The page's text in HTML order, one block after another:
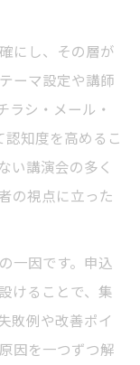
にし、その層が
ーマ設定や講師
ラシ・メール・
認知度を高めるこ
い講演会の多く
の視点に立った
一因です。申込
けることで、集
敗例や改善ポイ
因を一つずつ解